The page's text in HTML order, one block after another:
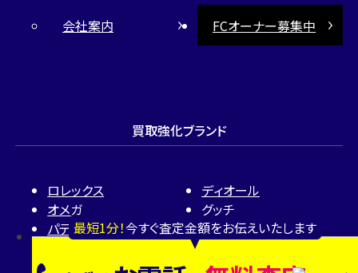
最短1分！今すぐ査定金額をお伝えいたします
会社案内
FCオーナー募集中
買取強化ブランド
ロレックス
オメガ
パテック フィリップ
ヴァシュロン・コンスタン
ディオール
グッチ
カルティエ
ハリー・ウィンストン